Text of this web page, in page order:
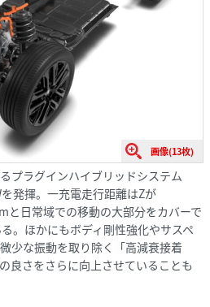
画像(13枚)
プラグインハイブリッドシステム
発揮。一充電走行距離はZが
と日常域での移動の大部分をカバーで
。ほかにもボディ剛性強化やサスペ
少な振動を取り除く「高減衰接着
良さをさらに向上させていることも